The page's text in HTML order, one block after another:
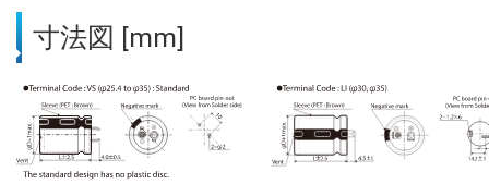
寸法図 [mm]